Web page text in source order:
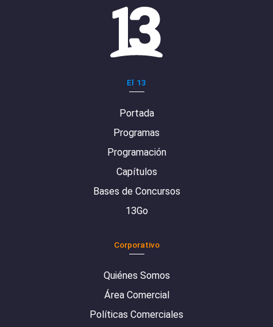
El 13
Portada
Programas
Programación
Capítulos
Bases de Concursos
13Go
Corporativo
Quiénes Somos
Área Comercial
Políticas Comerciales